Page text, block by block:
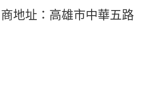
地址：高雄市中華五路